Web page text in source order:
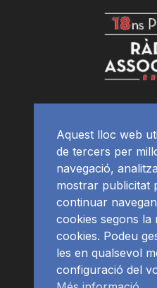
Aquest lloc web
de tercers per
navegació,
mostrar publicitat
continuar
cookies segons la
cookies. Podeu
les en qualsevol
configuració del